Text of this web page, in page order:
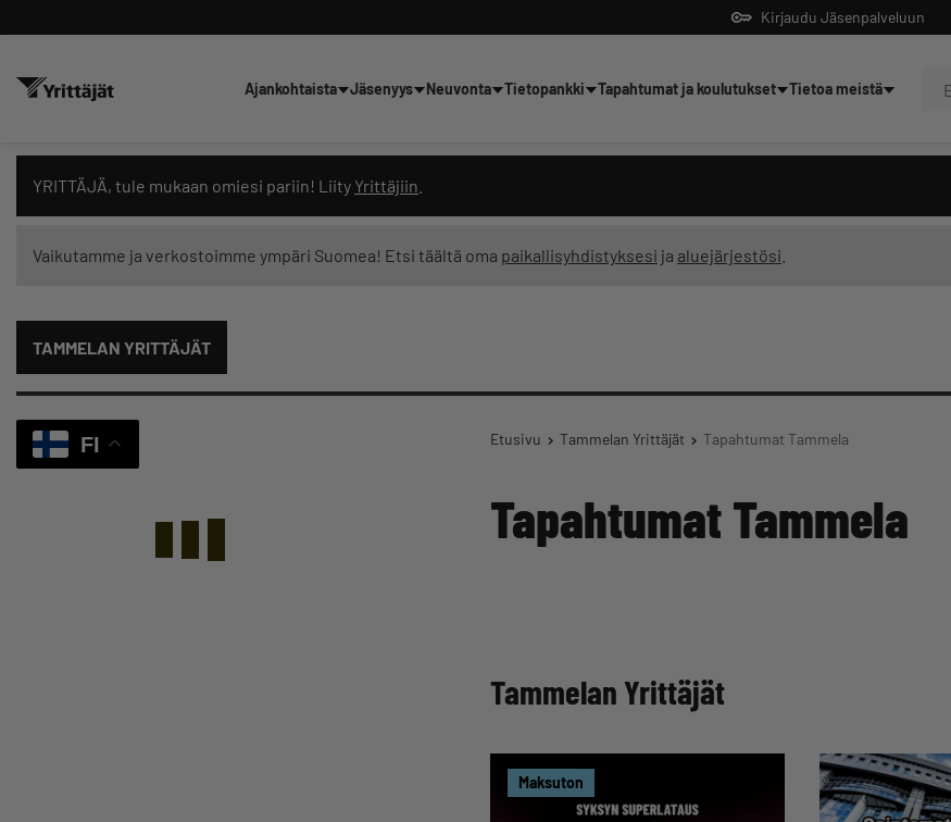
Kirjaudu Jäsenpalveluun
Ajankohtaista Jäsenyys Neuvonta Tietopankki Tapahtumat ja koulutukset Tietoa meistä
YRITTÄJÄ, tule mukaan omiesi pariin! Liity Yrittäjiin
Vaikutamme ja verkostoimme ympäri Suomea! Etsi täältä oma paikallisyhdistyksesi ja aluejärjestösi
TAMMELAN YRITTÄJÄT
FI Etusivu Tammelan Yrittäjät Tapahtumat Tammela
Tapahtumat Tammela
Tammelan Yrittäjät
Maksuton
Hae sivustolta tai kysy suoraan Yrittäjien tekoälyltä
Suodata hakutuloksia: näytä kaikki sisältö